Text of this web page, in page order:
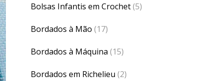
Bolsas Infantis em Crochet(5)
Bordados à Mão (17)
Bordados à Máquina (15)
Bordados em Richelieu (2)